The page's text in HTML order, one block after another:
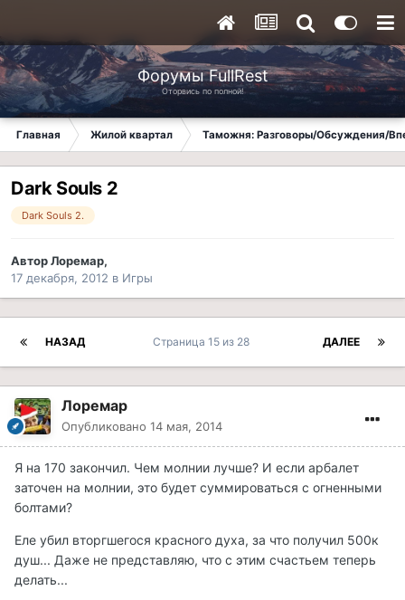
Форумы FullRest
Оторвись по полной!
Главная Жилой квартал Таможня: Разговоры/Обсуждения/
Dark Souls 2
Dark Souls 2.
АвторЛоремар,
17 декабря, 2012 в Игры
НАЗАД ДАЛЕЕ
Страница 15 из 28
Лоремар
Опубликовано 14 мая, 2014
Я на 170 закончил. Чем молнии лучше? И если арбалет
заточен на молнии, это будет суммироваться с огненными
болтами?
Еле убил вторгшегося красного духа, за что получил 500к
душ... Даже не представляю, что с этим счастьем теперь
делать...